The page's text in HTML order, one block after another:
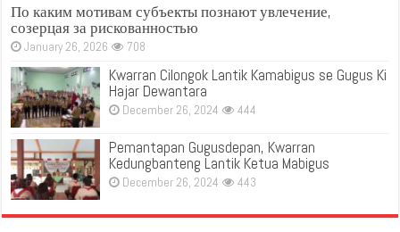
По каким мотивам субъекты познают увлечение,
созерцая за рискованностью
January 26, 2026 708
Kwarran Cilongok Lantik Kamabigus se Gugus Ki
Hajar Dewantara
December 26, 2024 444
Pemantapan Gugusdepan, Kwarran
Kedungbanteng Lantik Ketua Mabigus
December 26, 2024 443